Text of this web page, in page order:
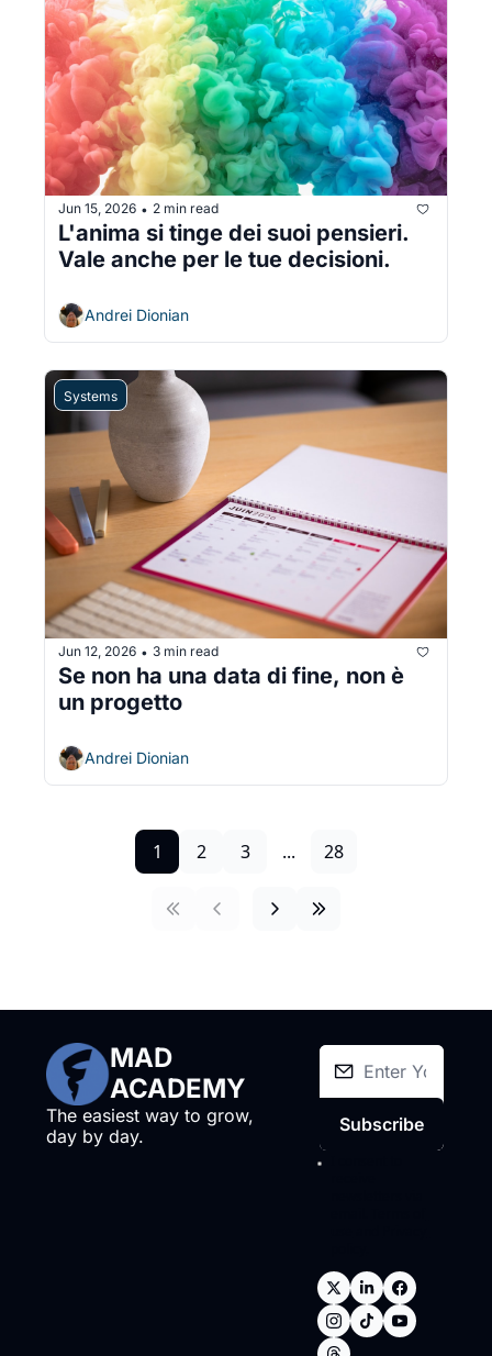
Jun 15, 2026 • 2 min read
L'anima si tinge dei suoi pensieri.
Vale anche per le tue decisioni.
Andrei Dionian
Systems
Jun 12, 2026 • 3 min read
Se non ha una data di fine, non è
un progetto
Andrei Dionian
1 2 3 ... 28
MAD
ACADEMY
The easiest way to grow,
day by day.
Subscribe